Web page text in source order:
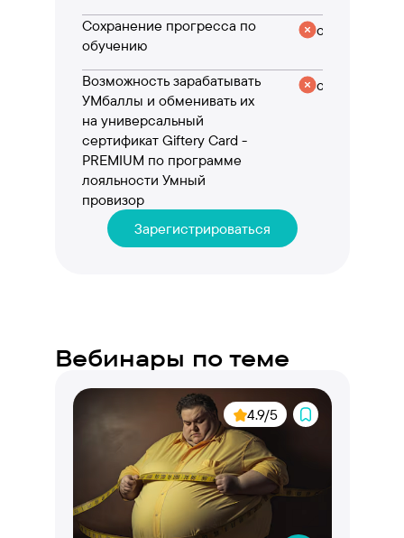
Сохранение прогресса по
обучению
отсутствует
Возможность зарабатывать
УМбаллы и обменивать их
на универсальный
сертификат Giftery Card -
PREMIUM по программе
лояльности Умный
провизор
отсутствует
Зарегистрироваться
Вебинары по теме
4.9/5